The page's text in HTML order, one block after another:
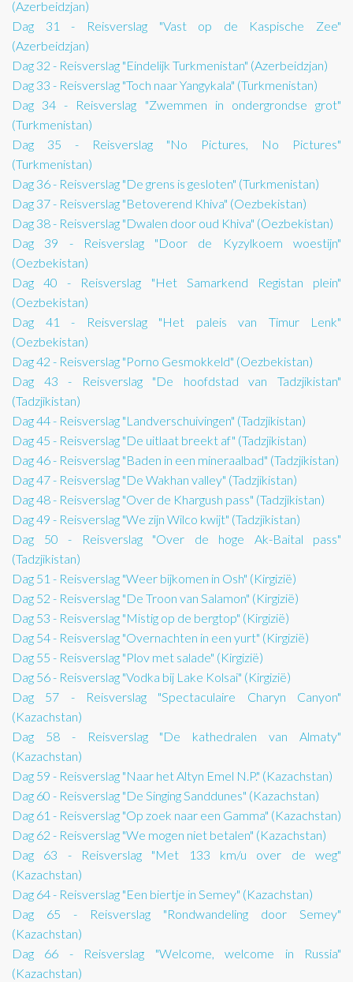
(Azerbeidzjan)
Dag 31 - Reisverslag "Vast op de Kaspische Zee"
(Azerbeidzjan)
Dag 32 - Reisverslag "Eindelijk Turkmenistan" (Azerbeidzjan)
Dag 33 - Reisverslag "Toch naar Yangykala" (Turkmenistan)
Dag 34 - Reisverslag "Zwemmen in ondergrondse grot"
(Turkmenistan)
Dag 35 - Reisverslag "No Pictures, No Pictures"
(Turkmenistan)
Dag 36 - Reisverslag "De grens is gesloten" (Turkmenistan)
Dag 37 - Reisverslag "Betoverend Khiva" (Oezbekistan)
Dag 38 - Reisverslag "Dwalen door oud Khiva" (Oezbekistan)
Dag 39 - Reisverslag "Door de Kyzylkoem woestijn"
(Oezbekistan)
Dag 40 - Reisverslag "Het Samarkend Registan plein"
(Oezbekistan)
Dag 41 - Reisverslag "Het paleis van Timur Lenk"
(Oezbekistan)
Dag 42 - Reisverslag "Porno Gesmokkeld" (Oezbekistan)
Dag 43 - Reisverslag "De hoofdstad van Tadzjikistan"
(Tadzjikistan)
Dag 44 - Reisverslag "Landverschuivingen" (Tadzjikistan)
Dag 45 - Reisverslag "De uitlaat breekt af" (Tadzjikistan)
Dag 46 - Reisverslag "Baden in een mineraalbad" (Tadzjikistan)
Dag 47 - Reisverslag "De Wakhan valley" (Tadzjikistan)
Dag 48 - Reisverslag "Over de Khargush pass" (Tadzjikistan)
Dag 49 - Reisverslag "We zijn Wilco kwijt" (Tadzjikistan)
Dag 50 - Reisverslag "Over de hoge Ak-Baital pass"
(Tadzjikistan)
Dag 51 - Reisverslag "Weer bijkomen in Osh" (Kirgizië)
Dag 52 - Reisverslag "De Troon van Salamon" (Kirgizië)
Dag 53 - Reisverslag "Mistig op de bergtop" (Kirgizië)
Dag 54 - Reisverslag "Overnachten in een yurt" (Kirgizië)
Dag 55 - Reisverslag "Plov met salade" (Kirgizië)
Dag 56 - Reisverslag "Vodka bij Lake Kolsai" (Kirgizië)
Dag 57 - Reisverslag "Spectaculaire Charyn Canyon"
(Kazachstan)
Dag 58 - Reisverslag "De kathedralen van Almaty"
(Kazachstan)
Dag 59 - Reisverslag "Naar het Altyn Emel N.P." (Kazachstan)
Dag 60 - Reisverslag "De Singing Sanddunes" (Kazachstan)
Dag 61 - Reisverslag "Op zoek naar een Gamma" (Kazachstan)
Dag 62 - Reisverslag "We mogen niet betalen" (Kazachstan)
Dag 63 - Reisverslag "Met 133 km/u over de weg"
(Kazachstan)
Dag 64 - Reisverslag "Een biertje in Semey" (Kazachstan)
Dag 65 - Reisverslag "Rondwandeling door Semey"
(Kazachstan)
Dag 66 - Reisverslag "Welcome, welcome in Russia"
(Kazachstan)